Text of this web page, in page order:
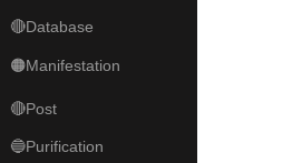
🔴Database
🟠Manifestation
🔴Post
🔵Purification